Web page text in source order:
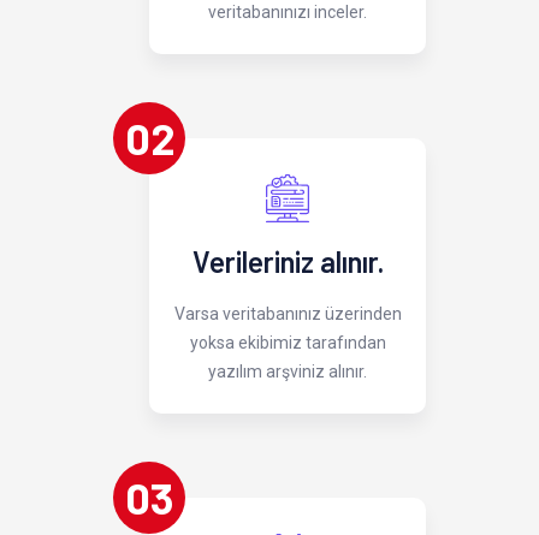
veritabanınızı inceler.
02
Verileriniz alınır.
Varsa veritabanınız üzerinden
yoksa ekibimiz tarafından
yazılım arşviniz alınır.
03